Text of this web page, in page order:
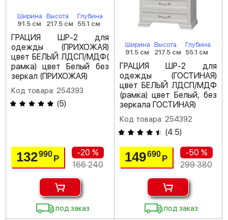
Ширина
91.5 см
Высота
217.5 см
Глубина
55.1 см
ГРАЦИЯ ШР-2 для
одежды (ПРИХОЖАЯ)
цвет БЕЛЫЙ ЛДСП/МДФ(
рамка) цвет Белый без
зеркал (ПРИХОЖАЯ)
Код товара: 254393
(5)
132990Р
-20 %
166 240
под заказ
Ширина
91.5 см
Высота
217.5 см
Глубина
55.1 см
ГРАЦИЯ ШР-2 для
одежды (ГОСТИНАЯ)
цвет БЕЛЫЙ ЛДСП/МДФ
(рамка) цвет Белый, без
зеркала ГОСТИНАЯ)
Код товара: 254392
(4.5)
149690 Р
-50 %
299 380
под заказ